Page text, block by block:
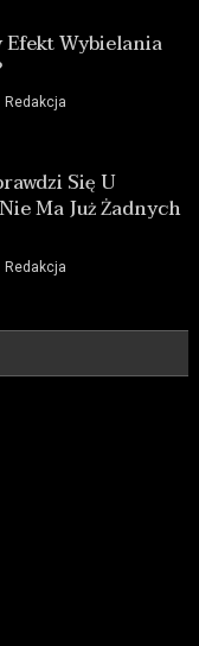
Efekt Wybielania
Redakcja
Się U
Ma Już Żadnych
Redakcja